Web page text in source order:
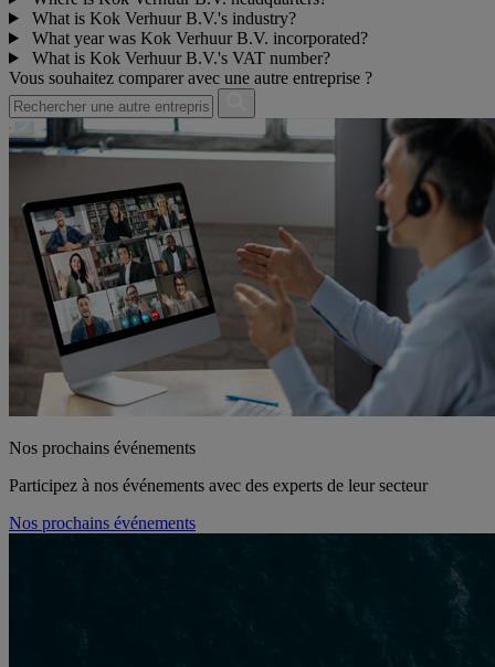
What is Kok Verhuur B.V.'s industry?
What year was Kok Verhuur B.V. incorporated?
What is Kok Verhuur B.V.'s VAT number?
Vous souhaitez comparer avec une autre entreprise ?
Nos prochains événements
Participez à nos événements avec des experts de leur secteur
Nos prochains événements